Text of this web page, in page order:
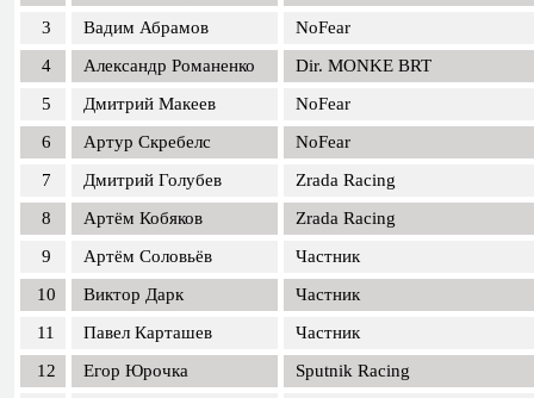
3
Вадим Абрамов
NoFear
4
Александр Романенко
Dir. MONKE BRT
5
Дмитрий Макеев
NoFear
6
Артур Скребелс
NoFear
7
Дмитрий Голубев
Zrada Racing
8
Артём Кобяков
Zrada Racing
9
Артём Соловьёв
Частник
10
Виктор Дарк
Частник
11
Павел Карташев
Частник
12
Егор Юрочка
Sputnik Racing